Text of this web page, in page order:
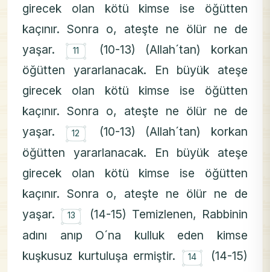
girecek olan kötü kimse ise öğütten
kaçınır. Sonra o, ateşte ne ölür ne de
yaşar. ۝
11
(10-13) (Allah´tan) korkan
öğütten yararlanacak. En büyük ateşe
girecek olan kötü kimse ise öğütten
kaçınır. Sonra o, ateşte ne ölür ne de
yaşar. ۝
12
(10-13) (Allah´tan) korkan
öğütten yararlanacak. En büyük ateşe
girecek olan kötü kimse ise öğütten
kaçınır. Sonra o, ateşte ne ölür ne de
yaşar. ۝
13
(14-15) Temizlenen, Rabbinin
adını anıp O´na kulluk eden kimse
kuşkusuz kurtuluşa ermiştir. ۝
14
(14-15)